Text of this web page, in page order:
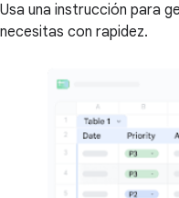
Usa una instrucción para
necesitas con rapidez.